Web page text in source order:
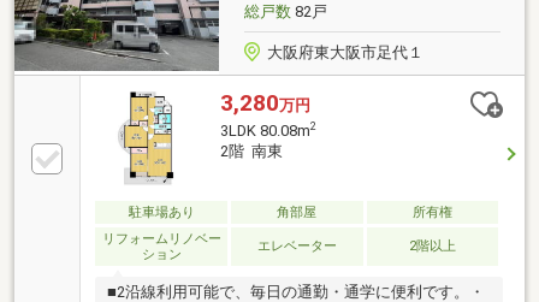
総戸数82戸
大阪府東大阪市足代１
3,280万円
3LDK 80.08m2
2階 南東
駐車場あり 角部屋
所有権
リフォームリノベー
ション
エレベーター 2階以上
■2沿線利用可能で、毎日の通勤・通学に便利です。・